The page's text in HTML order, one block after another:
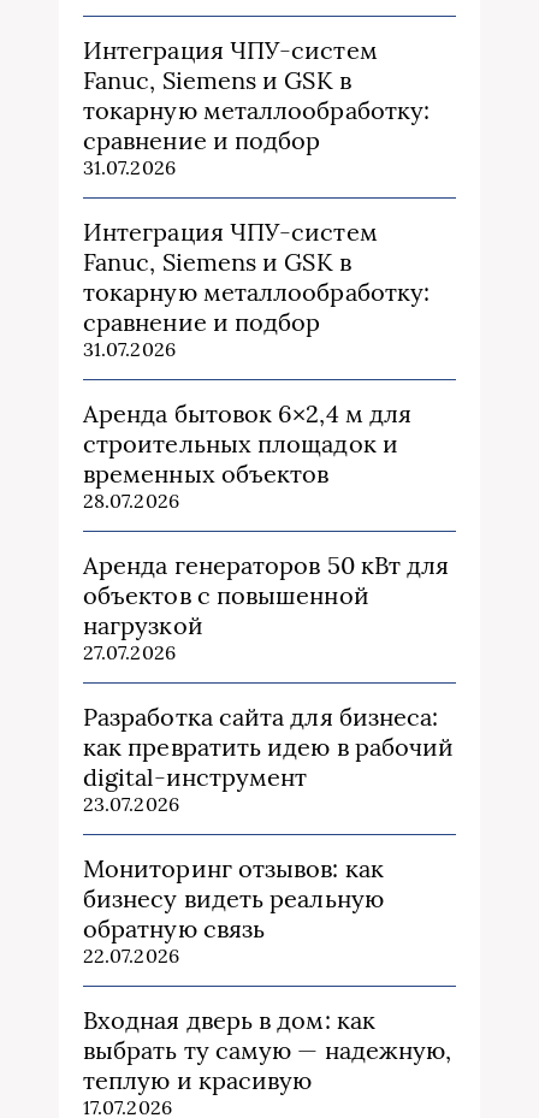
Интеграция ЧПУ-систем
Fanuc, Siemens и GSK в
токарную металлообработку:
сравнение и подбор
31.07.2026
Интеграция ЧПУ-систем
Fanuc, Siemens и GSK в
токарную металлообработку:
сравнение и подбор
31.07.2026
Аренда бытовок 6×2,4 м для
строительных площадок и
временных объектов
28.07.2026
Аренда генераторов 50 кВт для
объектов с повышенной
нагрузкой
27.07.2026
Разработка сайта для бизнеса:
как превратить идею в рабочий
digital-инструмент
23.07.2026
Мониторинг отзывов: как
бизнесу видеть реальную
обратную связь
22.07.2026
Входная дверь в дом: как
выбрать ту самую — надежную,
теплую и красивую
17.07.2026